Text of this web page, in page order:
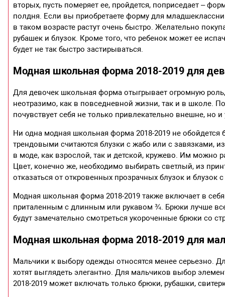
вторых, пусть померяет ее, пройдется, поприседает –
полдня. Если вы приобретаете форму для
в таком возрасте растут очень быстро. Желательно
рубашек и блузок. Кроме того, что ребенок может ее
будет не так быстро застирываться.
Модная школьная форма 2018-2019 для
Для девочек школьная форма отыгрывает огромную
неотразимо, как в повседневной жизни, так и в школе.
почувствует себя не только привлекательно внешне, но
Ни одна модная школьная форма 2018-2019 не
трендовыми считаются блузки с жабо или с завязками,
в моде, как взрослой, так и детской, кружево. Им можно
Цвет, конечно же, необходимо выбирать светлый, из
отказаться от откровенных прозрачных блузок и блузок
Модная школьная форма 2018-2019 также включает в
приталенным с длинным или рукавом ¾. Брюки лучше
будут замечательно смотреться укороченные брюки со
Модная школьная форма 2018-2019 для
Мальчики к выбору одежды относятся менее серьезно.
хотят выглядеть элегантно. Для мальчиков выбор
2018-2019 может включать только брюки, рубашки,